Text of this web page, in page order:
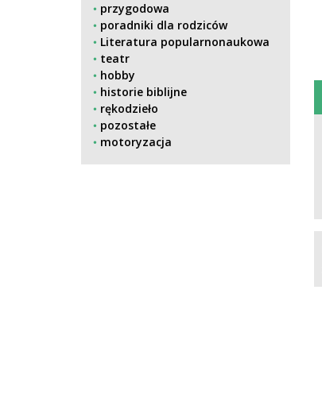
przygodowa
poradniki dla rodziców
Literatura popularnonaukowa
teatr
hobby
historie biblijne
rękodzieło
pozostałe
motoryzacja